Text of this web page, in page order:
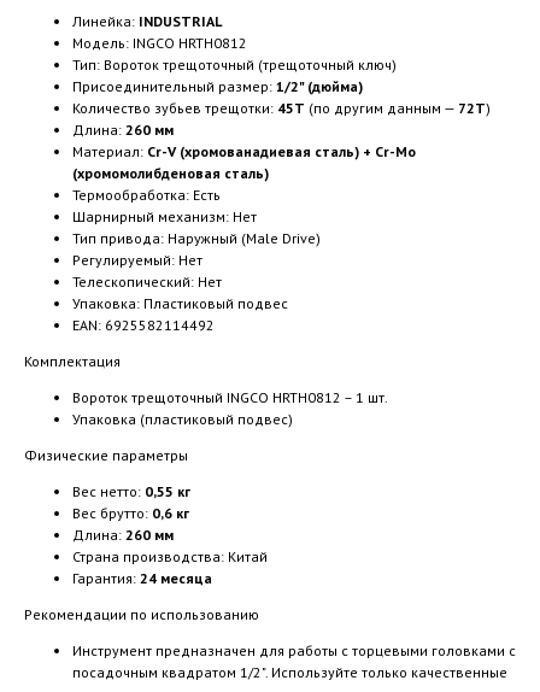
Линейка: INDUSTRIAL
Модель: INGCO HRTH0812
Тип: Вороток трещоточный (трещоточный ключ)
Присоединительный размер: 1/2" (дюйма)
Количество зубьев трещотки: 45T (по другим данным — 72T)
Длина: 260 мм
Материал: Cr-V (хромованадиевая сталь) + Cr-Mo
(хромомолибденовая сталь)
Термообработка: Есть
Шарнирный механизм: Нет
Тип привода: Наружный (Male Drive)
Регулируемый: Нет
Телескопический: Нет
Упаковка: Пластиковый подвес
EAN: 6925582114492
Комплектация
Вороток трещоточный INGCO HRTH0812 – 1 шт.
Упаковка (пластиковый подвес)
Физические параметры
Вес нетто: 0,55 кг
Вес брутто: 0,6 кг
Длина: 260 мм
Страна производства: Китай
Гарантия: 24 месяца
Рекомендации по использованию
Инструмент предназначен для работы с торцевыми головками с
посадочным квадратом 1/2". Используйте только качественные